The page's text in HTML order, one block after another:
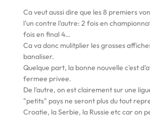
Ca veut aussi dire que les 8 premiers
l'un contre l'autre: 2 fois en
fois en final 4…
Ca va donc mulitplier les grosses
banaliser.
Quelque part, la bonne nouvelle c'est
fermee privee.
De l'autre, on est clairement sur une
"petits" pays ne seront plus du tout
Croatie, la Serbie, la Russie etc car on